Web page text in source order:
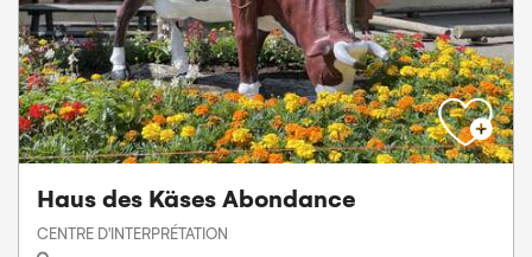
Haus des Käses Abondance
CENTRE D'INTERPRÉTATION